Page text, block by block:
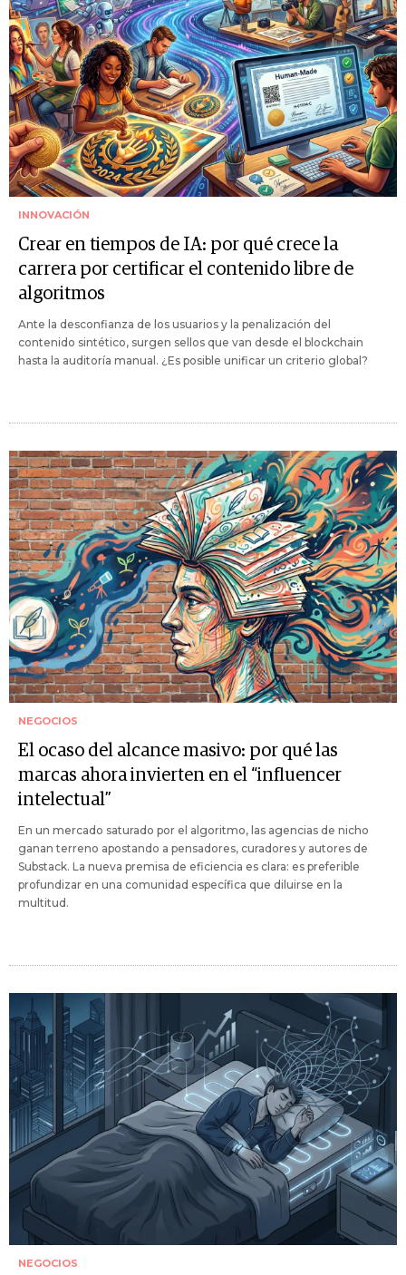
INNOVACIÓN
Crear en tiempos de IA: por qué crece la
carrera por certificar el contenido libre de
algoritmos
Ante la desconfianza de los usuarios y la penalización del
contenido sintético, surgen sellos que van desde el blockchain
hasta la auditoría manual. ¿Es posible unificar un criterio global?
NEGOCIOS
El ocaso del alcance masivo: por qué las
marcas ahora invierten en el “influencer
intelectual”
En un mercado saturado por el algoritmo, las agencias de nicho
ganan terreno apostando a pensadores, curadores y autores de
Substack. La nueva premisa de eficiencia es clara: es preferible
profundizar en una comunidad específica que diluirse en la
multitud.
NEGOCIOS